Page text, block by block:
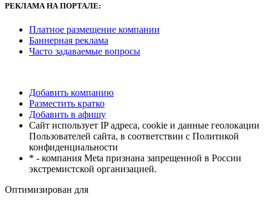
РЕКЛАМАНА ПОРТАЛЕ:
Платное размещение компании
Баннерная реклама
Часто задаваемые вопросы
Добавить компанию
Разместить кратко
Добавить в афишу
Сайт использует IP адреса, cookie и данные геолокации
Пользователей сайта, в соответствии с Политикой
конфиденциальности
* - компания Meta признана запрещенной в России
экстремистской организацией.
Оптимизирован для